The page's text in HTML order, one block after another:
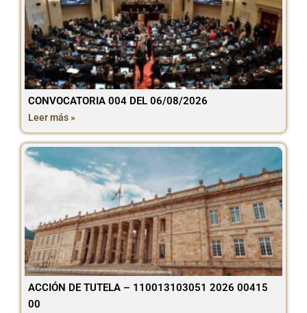
CONVOCATORIA 004 DEL 06/08/2026
Leer más »
ACCIÓN DE TUTELA – 110013103051 2026 00415
00